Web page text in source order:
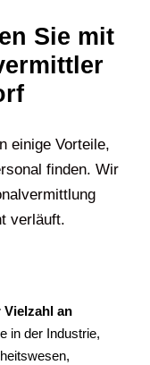
Sie mit
einige Vorteile,
finden. Wir
verläuft.
an
in der Industrie,